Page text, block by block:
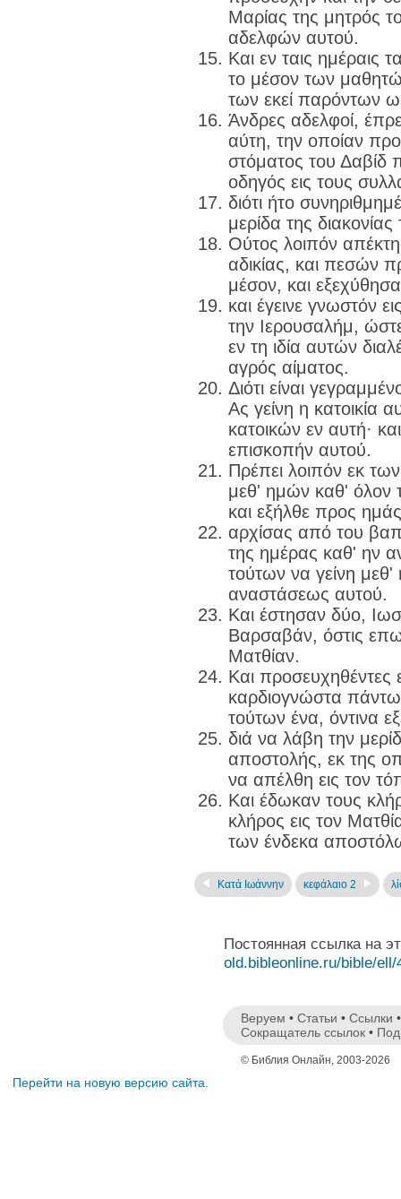
Μαρίας της μητρός
αδελφών αυτού.
Και εν ταις ημέραις
το μέσον των
των εκεί παρόντων
Άνδρες αδελφοί,
αύτη, την οποίαν
στόματος του Δαβίδ
οδηγός εις τους
διότι ήτο
μερίδα της διακονίας
Ούτος λοιπόν
αδικίας, και πεσών
μέσον, και
και έγεινε γνωστόν
την Ιερουσαλήμ,
εν τη ιδία αυτών
αγρός αίματος.
Διότι είναι
Ας γείνη η κατοικία
κατοικών εν αυτή·
επισκοπήν αυτού.
Πρέπει λοιπόν εκ
μεθ' ημών καθ' όλον
και εξήλθε προς
αρχίσας από του
της ημέρας καθ' ην
τούτων να γείνη
αναστάσεως αυτού.
Και έστησαν δύο,
Βαρσαβάν, όστις
Ματθίαν.
Και προσευχηθέντες
καρδιογνώστα
τούτων ένα, όντινα
διά να λάβη την
αποστολής, εκ της
να απέλθη εις τον
Και έδωκαν τους
κλήρος εις τον
των ένδεκα
Κατά Ιωάννην κεφάλαιο 2
Постоянная ссылка на
old.bibleonline.ru/bible/ell/
Веруем • Статьи • Ссылки
Сокращатель ссылок •
© Библия Онлайн, 2003-2026
Перейти на новую версию сайта.